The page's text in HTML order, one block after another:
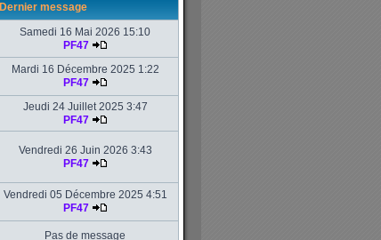
Dernier message
Samedi 16 Mai 2026 15:10
PF47
Mardi 16 Décembre 2025 1:22
PF47
Jeudi 24 Juillet 2025 3:47
PF47
Vendredi 26 Juin 2026 3:43
PF47
Vendredi 05 Décembre 2025 4:51
PF47
Pas de message